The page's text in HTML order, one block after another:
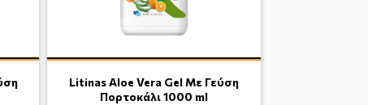
Litinas Aloe Vera Gel Με Γεύση
Πορτοκάλι 1000 ml